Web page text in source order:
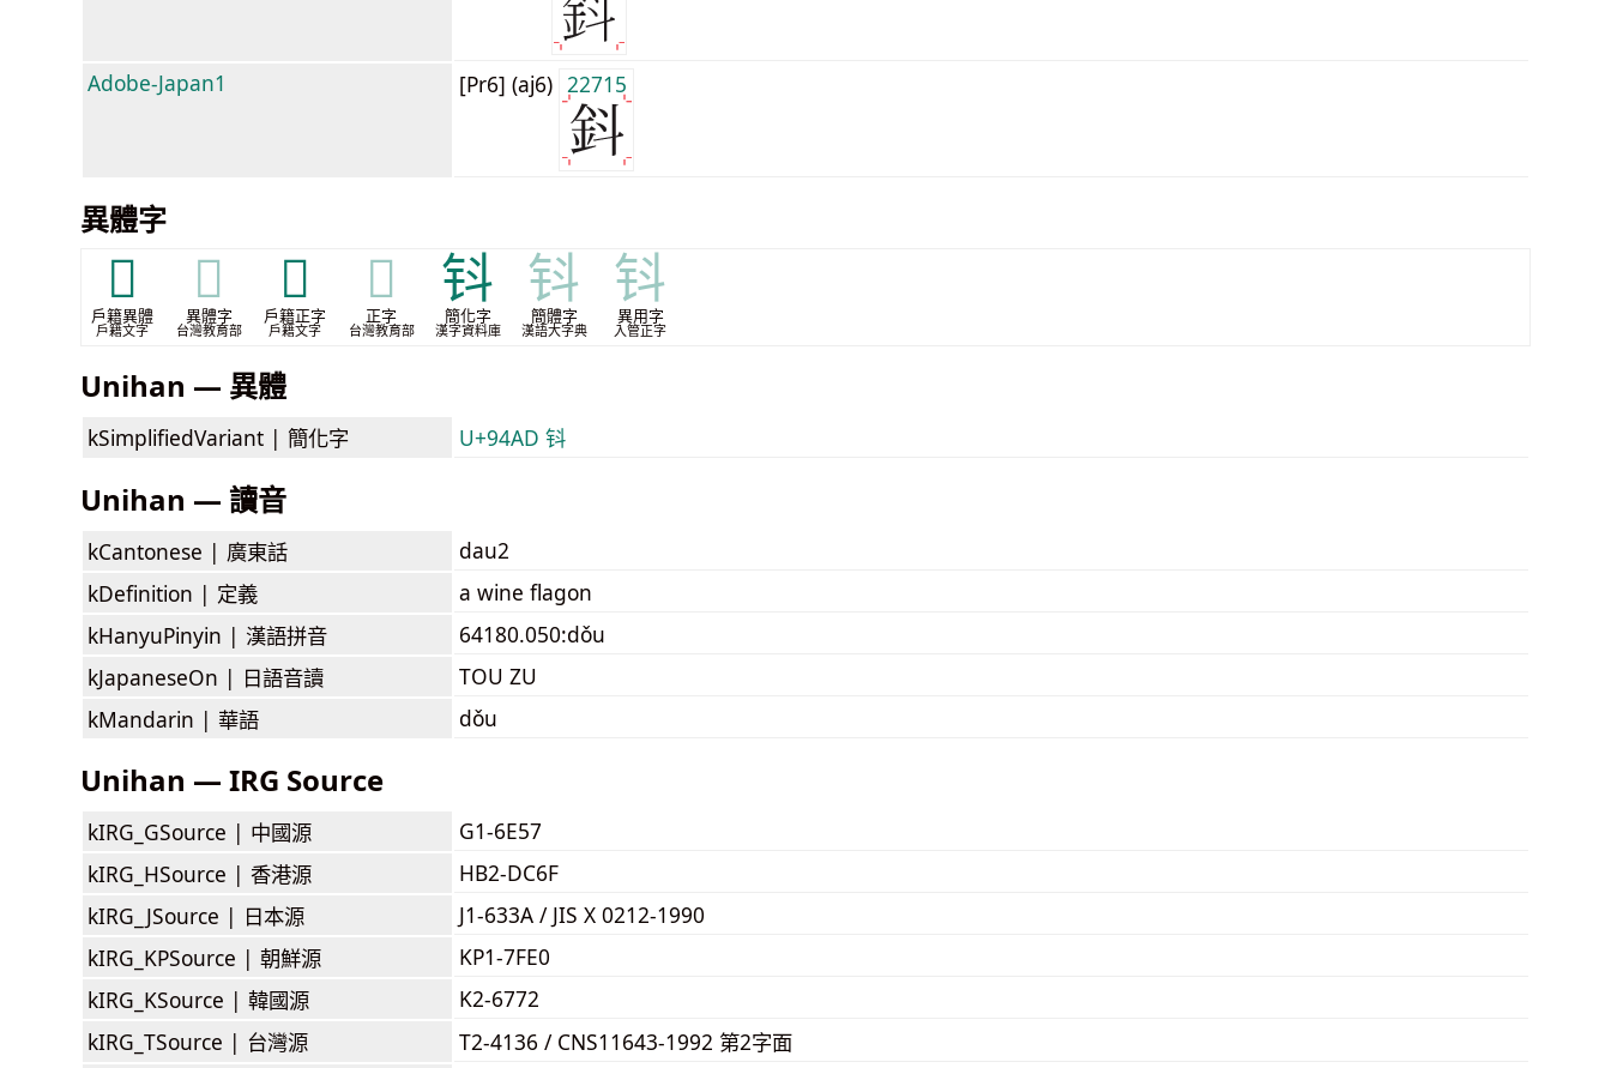
Adobe-Japan1 [Pr6] (aj6) 22715
異體字
𨥪
戶籍異體
戶籍文字
𨥪
異體字
台灣教育部
𨪐
戶籍正字
戶籍文字
𨪐
正字
台灣教育部
钭
簡化字
漢字資料庫
钭
簡體字
漢語大字典
钭
異用字
入管正字
Unihan — 異體
kSimplifiedVariant | 簡化字 U+94AD 钭
Unihan — 讀音
kCantonese | 廣東話
dau2
kDefinition | 定義
a wine flagon
kHanyuPinyin | 漢語拼音
64180.050:dǒu
kJapaneseOn | 日語音讀
TOU ZU
kMandarin | 華語 dǒu
Unihan — IRG Source
kIRG_GSource | 中國源
G1-6E57
kIRG_HSource | 香港源
HB2-DC6F
kIRG_JSource | 日本源
J1-633A / JIS X 0212-1990
kIRG_KPSource | 朝鮮源
KP1-7FE0
kIRG_KSource | 韓國源
K2-6772
kIRG_TSource | 台灣源
T2-4136 / CNS11643-1992 第2字面